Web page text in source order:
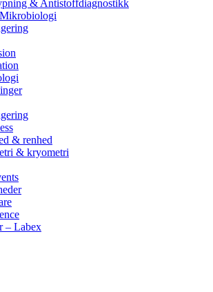
& Antistoffdiagnostikk
& renhed
& kryometri
– Labex